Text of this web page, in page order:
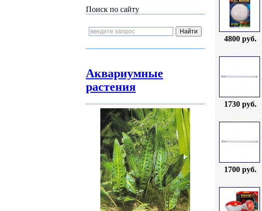
Поиск по сайту
Аквариумные
растения
4800 руб.
1730 руб.
1700 руб.